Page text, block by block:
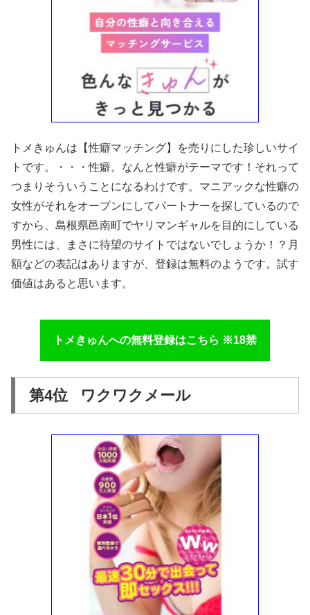
トメきゅんは【性癖マッチング】を売りにした珍しいサイ
トです。・・・性癖。なんと性癖がテーマです！それって
つまりそういうことになるわけです。マニアックな性癖の
女性がそれをオープンにしてパートナーを探しているので
すから、島根県邑南町でヤリマンギャルを目的にしている
男性には、まさに待望のサイトではないでしょうか！？月
額などの表記はありますが、登録は無料のようです。試す
価値はあると思います。
トメきゅんへの無料登録はこちら ※18禁
第4位 ワクワクメール